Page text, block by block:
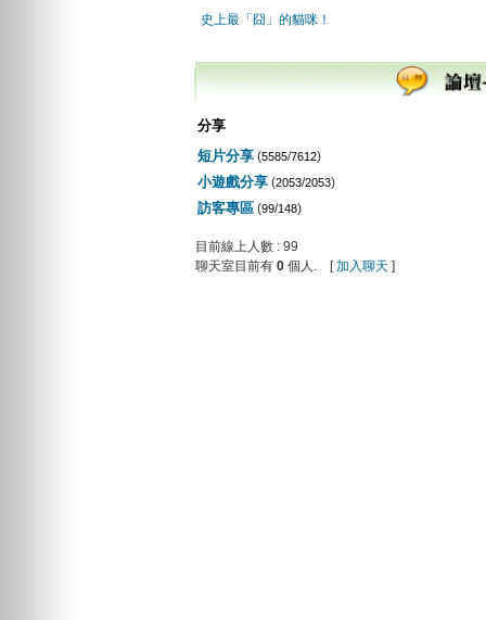
史上最「囧」的貓咪！
分享
短片分享 (5585/7612)
小遊戲分享 (2053/2053)
訪客專區 (99/148)
目前線上人數 : 99
聊天室目前有 0 個人. [加入聊天 ]